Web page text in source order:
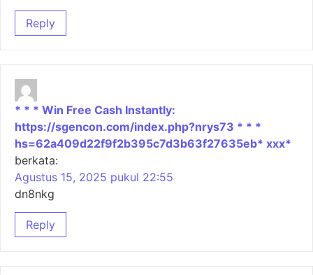
Reply
* * * Win Free Cash Instantly:
https://sgencon.com/index.php?nrys73 * * *
hs=62a409d22f9f2b395c7d3b63f27635eb* ххх*
berkata:
Agustus 15, 2025 pukul 22:55
dn8nkg
Reply